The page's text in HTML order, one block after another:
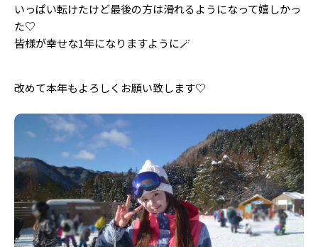
Seventeen について
ST member
新規会員登録・ログイン
いっぱい転けたけど最後の方は滑れるようになって嬉しかっ
た♡
皆様が幸せな1年になりますように🪄︎︎
改めて本年もよろしくお願い致します♡